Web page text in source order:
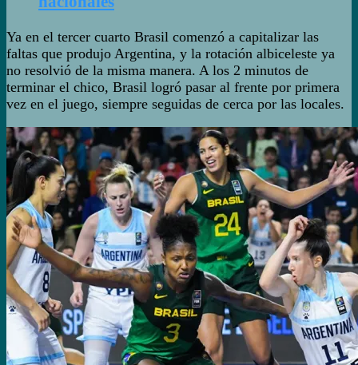
Ya en el tercer cuarto Brasil comenzó a capitalizar las
faltas que produjo Argentina, y la rotación albiceleste ya
no resolvió de la misma manera. A los 2 minutos de
terminar el chico, Brasil logró pasar al frente por primera
vez en el juego, siempre seguidas de cerca por las locales.